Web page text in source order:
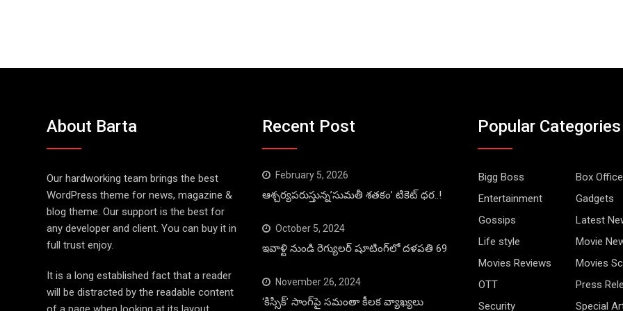
About Barta
Our hardworking team brings the best
WordPress theme for news, magazine &
blog theme. Our support is the best for
any developer and client. You can buy it in
full trust enjoy.
It is a long established fact that a reader
will be distracted by the readable content
Recent Post
February 5, 2026
ఆశ్చర్యపరుస్తున్న’సుమతీ శతకం’ టికెట్ ధర..!
October 5, 2024
ఇవాళ్టి నుండి రెగ్యులర్ షూటింగ్‌లో దళపతి 69
November 26, 2024
‘కిస్సిక్’ సాంగ్‌పై సమంతా కీలక వ్యాఖ్యలు
Popular Categories
Bigg Boss
Box Office
Entertainment
Gadgets
Gossips
Latest
Life style
Movie
Movies Reviews
Movies
OTT
Press
Security
Special